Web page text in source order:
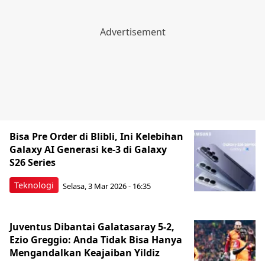
Teknologi
Bisa Pre Order di Blibli, Ini Kelebihan
Galaxy AI Generasi ke-3 di Galaxy
S26 Series
Selasa, 3 Mar 2026 - 16:35
Juventus Dibantai Galatasaray 5-2,
Ezio Greggio: Anda Tidak Bisa Hanya
Mengandalkan Keajaiban Yildiz